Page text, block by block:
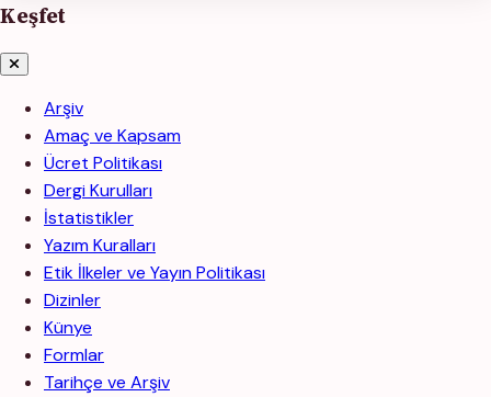
Keşfet
Arşiv
Amaç ve Kapsam
Ücret Politikası
Dergi Kurulları
İstatistikler
Yazım Kuralları
Etik İlkeler ve Yayın Politikası
Dizinler
Künye
Formlar
Tarihçe ve Arşiv